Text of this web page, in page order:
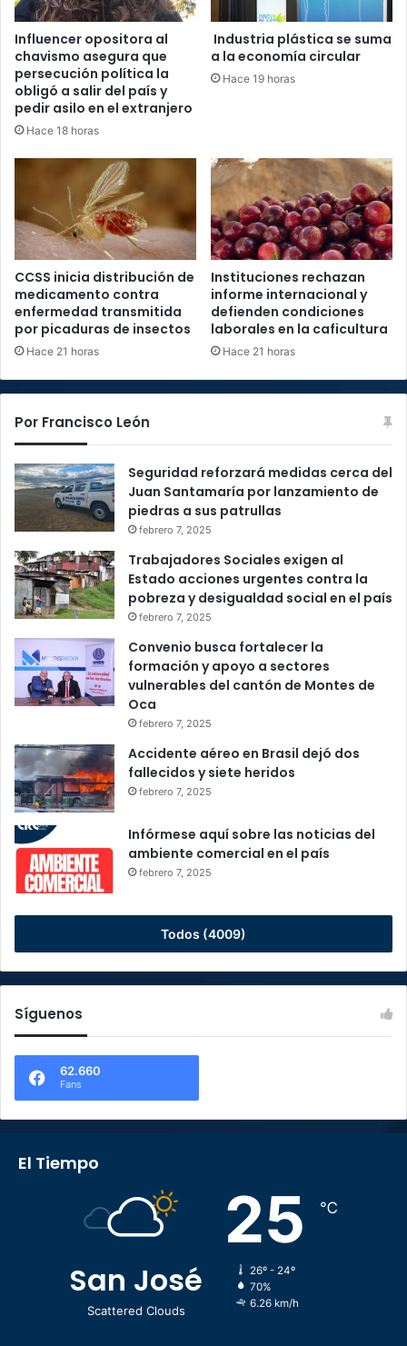
Influencer opositora al
chavismo asegura que
persecución política la
obligó a salir del país y
pedir asilo en el extranjero
Hace 18 horas
Industria plástica se suma
a la economía circular
Hace 19 horas
CCSS inicia distribución de
medicamento contra
enfermedad transmitida
por picaduras de insectos
Hace 21 horas
Instituciones rechazan
informe internacional y
defienden condiciones
laborales en la caficultura
Hace 21 horas
Por Francisco León
Seguridad reforzará medidas cerca del
Juan Santamaría por lanzamiento de
piedras a sus patrullas
febrero 7, 2025
Trabajadores Sociales exigen al
Estado acciones urgentes contra la
pobreza y desigualdad social en el país
febrero 7, 2025
Convenio busca fortalecer la
formación y apoyo a sectores
vulnerables del cantón de Montes de
Oca
febrero 7, 2025
Accidente aéreo en Brasil dejó dos
fallecidos y siete heridos
febrero 7, 2025
Infórmese aquí sobre las noticias del
ambiente comercial en el país
febrero 7, 2025
Todos (4009)
Síguenos
62.660
Fans
El Tiempo
San José
Scattered Clouds
25 ℃
26º - 24º
70%
6.26 km/h